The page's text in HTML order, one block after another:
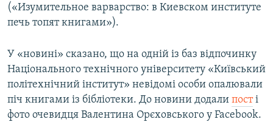
(«Изумительное варварство: в Киевском институте
печь топят книгами»).
У «новині» сказано, що на одній із баз відпочинку
Національного технічного університету «Київський
політехнічний інститут» невідомі особи опалювали
піч книгами із бібліотеки. До новини додали пості
фото очевидця Валентина Орєховського у Facebook.